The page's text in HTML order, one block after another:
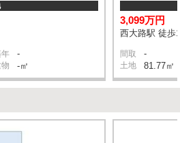
-
-㎡
3,099万円
西大路駅 徒歩
間取 -
土地 81.77㎡